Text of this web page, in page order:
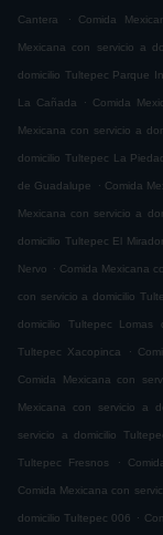
Cantera . Comida
Mexicana con servicio a
domicilio Tultepec Parque
La Cañada . Comida
Mexicana con servicio a
domicilio Tultepec La
de Guadalupe . Comida
Mexicana con servicio a
domicilio Tultepec El Mirador
Nervo . Comida Mexicana
con servicio a domicilio
domicilio Tultepec Lomas
Tultepec Xacopinca .
Comida Mexicana con
Mexicana con servicio a
servicio a domicilio
Tultepec Fresnos .
Comida Mexicana con
domicilio Tultepec 006 .